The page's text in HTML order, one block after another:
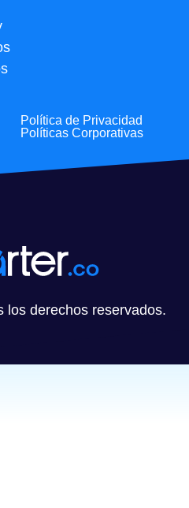
Política de Privacidad
Políticas Corporativas
los derechos reservados.